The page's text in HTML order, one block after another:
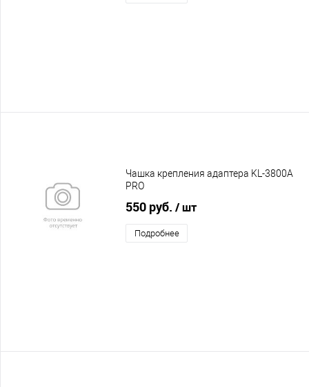
Чашка крепления адаптера KL-3800A
PRO
550 руб. / шт
Подробнее